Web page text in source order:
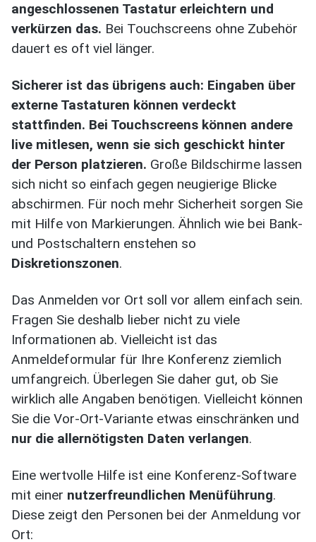
angeschlossenen Tastatur erleichtern und
verkürzen das. Bei Touchscreens ohne Zubehör
dauert es oft viel länger.
Sicherer ist das übrigens auch: Eingaben über
externe Tastaturen können verdeckt
stattfinden. Bei Touchscreens können andere
live mitlesen, wenn sie sich geschickt hinter
der Person platzieren. Große Bildschirme lassen
sich nicht so einfach gegen neugierige Blicke
abschirmen. Für noch mehr Sicherheit sorgen Sie
mit Hilfe von Markierungen. Ähnlich wie bei Bank-
und Postschaltern enstehen so
Diskretionszonen.
Das Anmelden vor Ort soll vor allem einfach sein.
Fragen Sie deshalb lieber nicht zu viele
Informationen ab. Vielleicht ist das
Anmeldeformular für Ihre Konferenz ziemlich
umfangreich. Überlegen Sie daher gut, ob Sie
wirklich alle Angaben benötigen. Vielleicht können
Sie die Vor-Ort-Variante etwas einschränken und
nur die allernötigsten Daten verlangen.
Eine wertvolle Hilfe ist eine Konferenz-Software
mit einer nutzerfreundlichen Menüführung.
Diese zeigt den Personen bei der Anmeldung vor
Ort: